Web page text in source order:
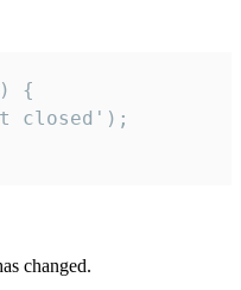
{
closed');
changed.